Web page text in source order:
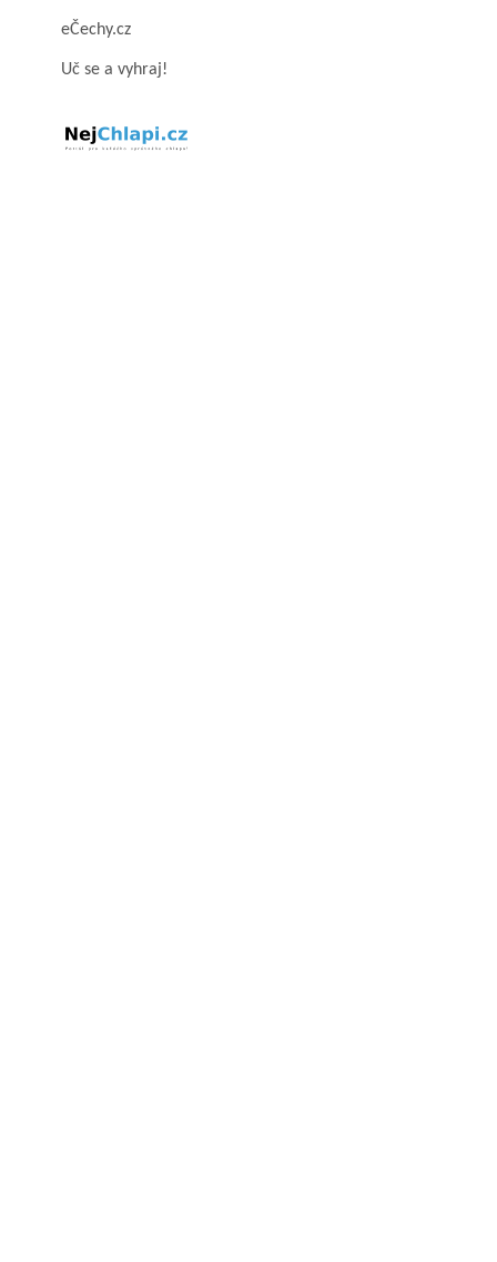
eČechy.cz
Uč se a vyhraj!